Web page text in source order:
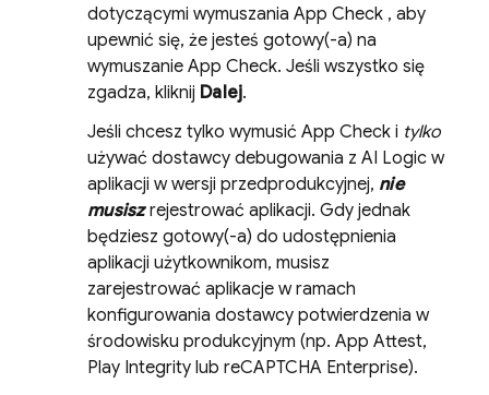
dotyczącymi wymuszania App Check , aby
upewnić się, że jesteś gotowy(-a) na
wymuszanie App Check. Jeśli wszystko się
zgadza, kliknij Dalej.
Jeśli chcesz tylko wymusić App Check i tylko
używać dostawcy debugowania z AI Logic w
aplikacji w wersji przedprodukcyjnej, nie
musiszrejestrować aplikacji. Gdy jednak
będziesz gotowy(-a) do udostępnienia
aplikacji użytkownikom, musisz
zarejestrować aplikacje w ramach
konfigurowania dostawcy potwierdzenia w
środowisku produkcyjnym (np. App Attest,
Play Integrity lub reCAPTCHA Enterprise).